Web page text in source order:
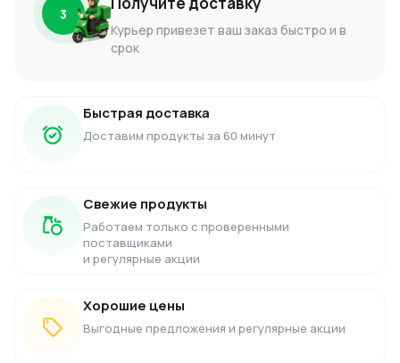
3
Курьер привезет ваш заказ быстро и в
срок
Быстрая доставка
Доставим продукты за 60 минут
Свежие продукты
Работаем только с проверенными
поставщиками
и регулярные акции
Хорошие цены
Выгодные предложения и регулярные акции